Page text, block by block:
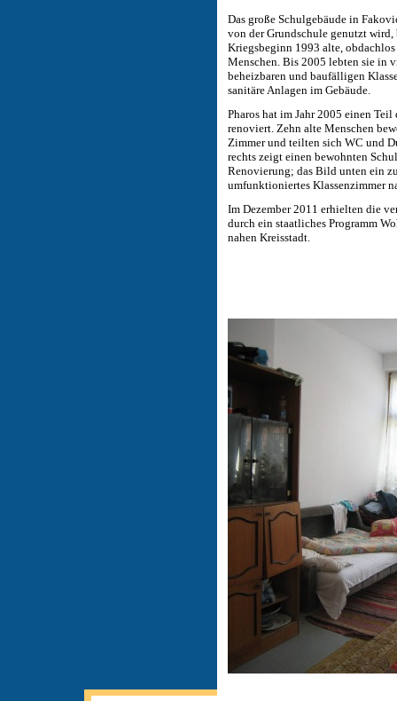
Das große Schulgebäude in
von der Grundschule genutzt wird,
Kriegsbeginn 1993 alte, obdachlos
Menschen. Bis 2005 lebten sie in
beheizbaren und baufälligen
sanitäre Anlagen im Gebäude.
Pharos hat im Jahr 2005 einen Teil
renoviert. Zehn alte Menschen
Zimmer und teilten sich WC und
rechts zeigt einen bewohnten
Renovierung; das Bild unten ein
umfunktioniertes Klassenzimmer
Im Dezember 2011 erhielten die
durch ein staatliches Programm
nahen Kreisstadt.